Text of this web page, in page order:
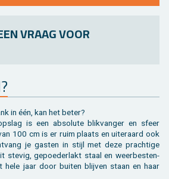
VRAAG VOOR
in één, kan het beter?
is een ab­so­lu­te blik­van­ger en sfeer
100 cm is er ruim plaats en ui­ter­aard ook
je gas­ten in stijl met deze prach­ti­ge
ste­vig, ge­poe­der­lakt staal en weer­be­sten­
hele jaar door bui­ten blij­ven staan en haar